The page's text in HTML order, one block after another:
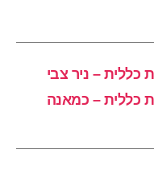
כללית – ניר צבי
כללית – כמאנה